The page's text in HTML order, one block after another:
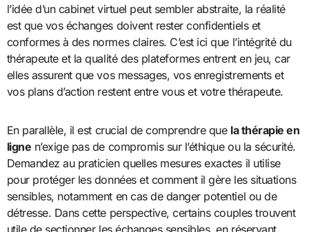
l’idée d’un cabinet virtuel peut sembler abstraite, la réalité
est que vos échanges doivent rester confidentiels et
conformes à des normes claires. C’est ici que l’intégrité du
thérapeute et la qualité des plateformes entrent en jeu, car
elles assurent que vos messages, vos enregistrements et
vos plans d’action restent entre vous et votre thérapeute.
En parallèle, il est crucial de comprendre que la thérapie en
ligne n’exige pas de compromis sur l’éthique ou la sécurité.
Demandez au praticien quelles mesures exactes il utilise
pour protéger les données et comment il gère les situations
sensibles, notamment en cas de danger potentiel ou de
détresse. Dans cette perspective, certains couples trouvent
utile de sectionner les échanges sensibles, en réservant